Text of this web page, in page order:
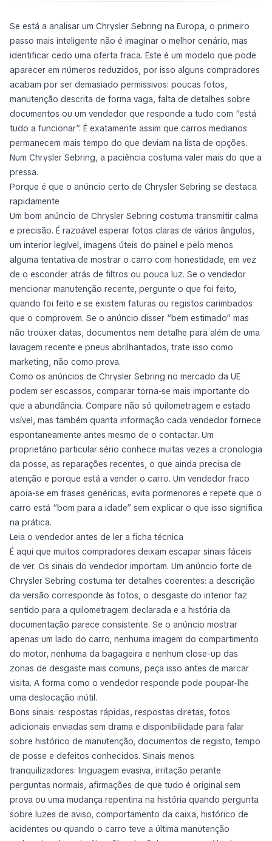
Se está a analisar um Chrysler Sebring na Europa, o primeiro
passo mais inteligente não é imaginar o melhor cenário, mas
identificar cedo uma oferta fraca. Este é um modelo que pode
aparecer em números reduzidos, por isso alguns compradores
acabam por ser demasiado permissivos: poucas fotos,
manutenção descrita de forma vaga, falta de detalhes sobre
documentos ou um vendedor que responde a tudo com “está
tudo a funcionar”. É exatamente assim que carros medianos
permanecem mais tempo do que deviam na lista de opções.
Num Chrysler Sebring, a paciência costuma valer mais do que a
pressa.
Porque é que o anúncio certo de Chrysler Sebring se destaca
rapidamente
Um bom anúncio de Chrysler Sebring costuma transmitir calma
e precisão. É razoável esperar fotos claras de vários ângulos,
um interior legível, imagens úteis do painel e pelo menos
alguma tentativa de mostrar o carro com honestidade, em vez
de o esconder atrás de filtros ou pouca luz. Se o vendedor
mencionar manutenção recente, pergunte o que foi feito,
quando foi feito e se existem faturas ou registos carimbados
que o comprovem. Se o anúncio disser “bem estimado” mas
não trouxer datas, documentos nem detalhe para além de uma
lavagem recente e pneus abrilhantados, trate isso como
marketing, não como prova.
Como os anúncios de Chrysler Sebring no mercado da UE
podem ser escassos, comparar torna-se mais importante do
que a abundância. Compare não só quilometragem e estado
visível, mas também quanta informação cada vendedor fornece
espontaneamente antes mesmo de o contactar. Um
proprietário particular sério conhece muitas vezes a cronologia
da posse, as reparações recentes, o que ainda precisa de
atenção e porque está a vender o carro. Um vendedor fraco
apoia-se em frases genéricas, evita pormenores e repete que o
carro está “bom para a idade” sem explicar o que isso significa
na prática.
Leia o vendedor antes de ler a ficha técnica
É aqui que muitos compradores deixam escapar sinais fáceis
de ver. Os sinais do vendedor importam. Um anúncio forte de
Chrysler Sebring costuma ter detalhes coerentes: a descrição
da versão corresponde às fotos, o desgaste do interior faz
sentido para a quilometragem declarada e a história da
documentação parece consistente. Se o anúncio mostrar
apenas um lado do carro, nenhuma imagem do compartimento
do motor, nenhuma da bagageira e nenhum close-up das
zonas de desgaste mais comuns, peça isso antes de marcar
visita. A forma como o vendedor responde pode poupar-lhe
uma deslocação inútil.
Bons sinais: respostas rápidas, respostas diretas, fotos
adicionais enviadas sem drama e disponibilidade para falar
sobre histórico de manutenção, documentos de registo, tempo
de posse e defeitos conhecidos. Sinais menos
tranquilizadores: linguagem evasiva, irritação perante
perguntas normais, afirmações de que tudo é original sem
prova ou uma mudança repentina na história quando pergunta
sobre luzes de aviso, comportamento da caixa, histórico de
acidentes ou quando o carro teve a última manutenção